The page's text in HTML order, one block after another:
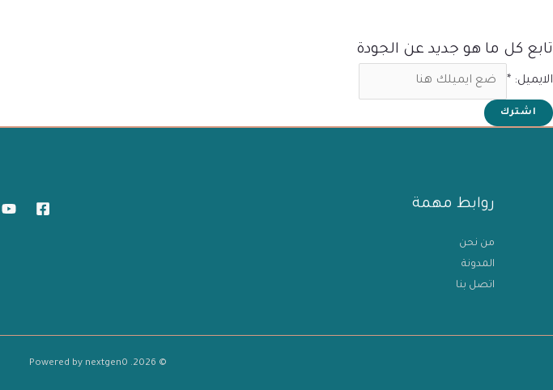
تابع كل ما هو جديد عن الجودة
الايميل: *
اشترك
روابط مهمة
من نحن
المدونة
اتصل بنا
© 2026. Powered by nextgen0